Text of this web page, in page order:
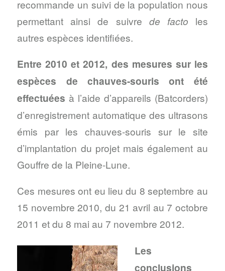
recommande un suivi de la population nous
permettant ainsi de suivre de facto les
autres espèces identifiées.
Entre 2010 et 2012, des mesures sur les
espèces de chauves-souris ont été
effectuées à l’aide d’appareils (Batcorders)
d’enregistrement automatique des ultrasons
émis par les chauves-souris sur le site
d’implantation du projet mais également au
Gouffre de la Pleine-Lune.
Ces mesures ont eu lieu du 8 septembre au
15 novembre 2010, du 21 avril au 7 octobre
2011 et du 8 mai au 7 novembre 2012.
Les
conclusions